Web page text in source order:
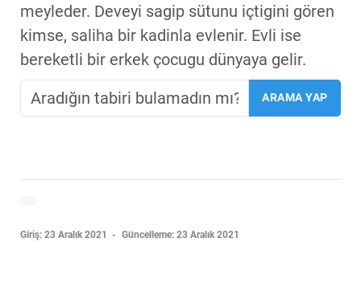
meyleder. Deveyi sagip sütunu içtigini gören
kimse, saliha bir kadinla evlenir. Evli ise
bereketli bir erkek çocugu dünyaya gelir.
Giriş: 23 Aralık 2021 Güncelleme: 23 Aralık 2021